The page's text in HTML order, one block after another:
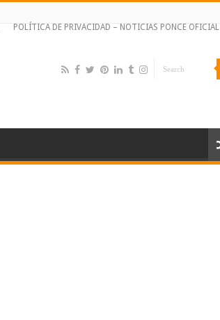
POLÍTICA DE PRIVACIDAD – NOTICIAS PONCE OFICIAL